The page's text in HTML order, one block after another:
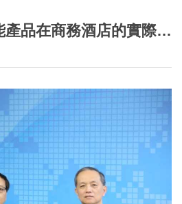
見證節能減排綠能產品在商務酒店的實際應用——高力CO2空氣源熱泵成果發佈會在京舉行